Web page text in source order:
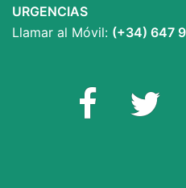
URGENCIAS
Llamar al Móvil: (+34) 647
Facebook